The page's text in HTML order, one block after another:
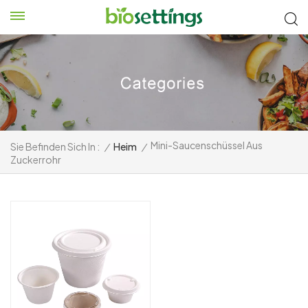
Sie Befinden Sich In : / Heim / Mini-Saucenschüssel Aus
Zuckerrohr